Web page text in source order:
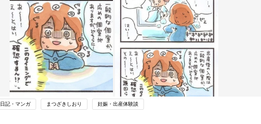
日記・マンガ まつざきしおり 妊娠・出産体験談